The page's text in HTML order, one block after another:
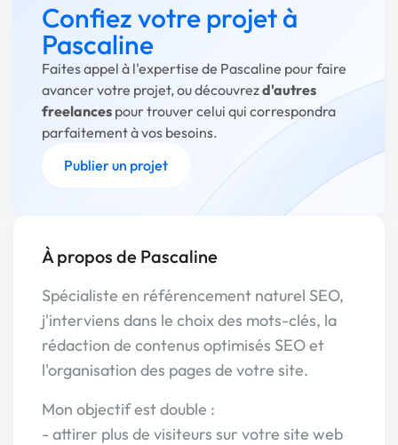
Confiez votre projet à
Pascaline
Faites appel à l'expertise de Pascaline pour faire
avancer votre projet, ou découvrezd'autres
freelances pour trouver celui qui correspondra
parfaitement à vos besoins.
Publier un projet
À propos de Pascaline
Spécialiste en référencement naturel SEO,
j'interviens dans le choix des mots-clés, la
rédaction de contenus optimisés SEO et
l'organisation des pages de votre site.
Mon objectif est double :
- attirer plus de visiteurs sur votre site web